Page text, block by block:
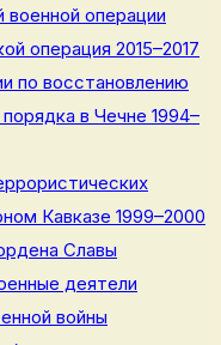
военной операции
операция 2015–2017
по восстановлению
в Чечне 1994–
Кавказе 1999–2000
Славы
деятели
войны